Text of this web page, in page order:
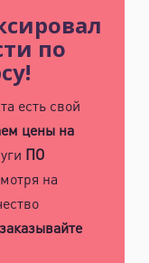
по
есть свой
цены на
ПО
на
заказывайте